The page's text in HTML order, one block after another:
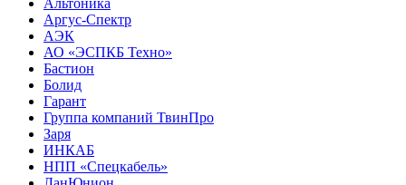
Альтоника
Аргус-Спектр
АЭК
АО «ЭСПКБ Техно»
Бастион
Болид
Гарант
Группа компаний ТвинПро
Заря
ИНКАБ
НПП «Спецкабель»